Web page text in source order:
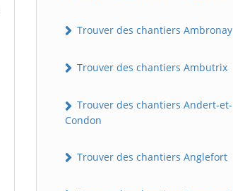
Trouver des chantiers Ambronay
Trouver des chantiers Ambutrix
Trouver des chantiers Andert-et-
Condon
Trouver des chantiers Anglefort